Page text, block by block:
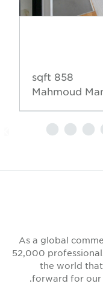
858 sqft
Mahmoud
As a global
52,000
the world
forward for